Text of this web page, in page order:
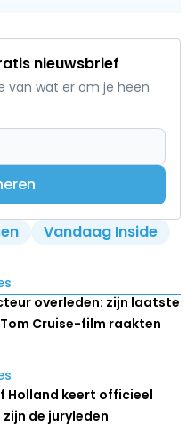
nieuwsbrief
van wat er om je heen
Vandaag Inside
overleden: zijn laatste
Cruise-film raakten
Holland keert officieel
de juryleden